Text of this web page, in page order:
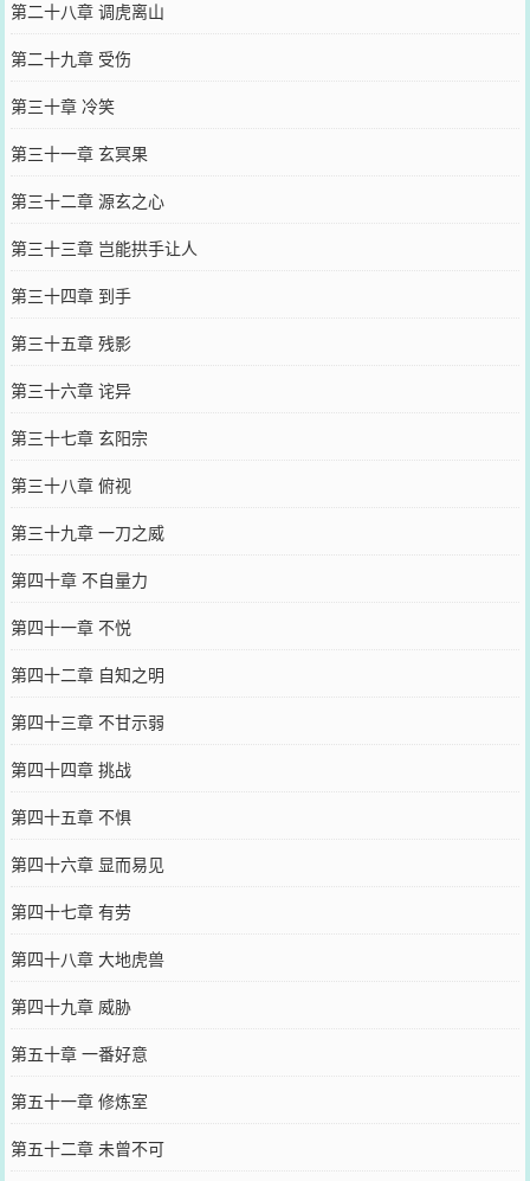
第二十八章 调虎离山
第二十九章 受伤
第三十章 冷笑
第三十一章 玄冥果
第三十二章 源玄之心
第三十三章 岂能拱手让人
第三十四章 到手
第三十五章 残影
第三十六章 诧异
第三十七章 玄阳宗
第三十八章 俯视
第三十九章 一刀之威
第四十章 不自量力
第四十一章 不悦
第四十二章 自知之明
第四十三章 不甘示弱
第四十四章 挑战
第四十五章 不惧
第四十六章 显而易见
第四十七章 有劳
第四十八章 大地虎兽
第四十九章 威胁
第五十章 一番好意
第五十一章 修炼室
第五十二章 未曾不可